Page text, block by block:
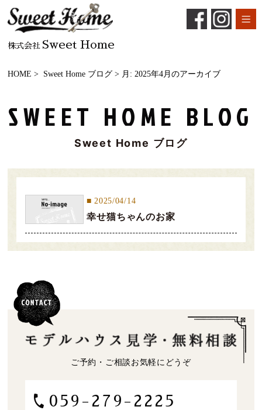
株式会社 Sweet Home
HOME > Sweet Home ブログ > 月: 2025年4月のアーカイブ
SWEET HOME BLOG
Sweet Home ブログ
2025/04/14
幸せ猫ちゃんのお家
ご予約・ご相談お気軽にどうぞ
059-279-2225